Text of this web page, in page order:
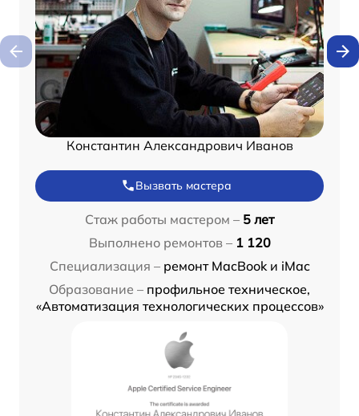
Константин Александрович Иванов
Вызвать мастера
Стаж работы мастером – 5 лет
Выполнено ремонтов – 1 120
Специализация – ремонт MacBook и iMac
Образование – профильное техническое,
«Автоматизация технологических процессов»